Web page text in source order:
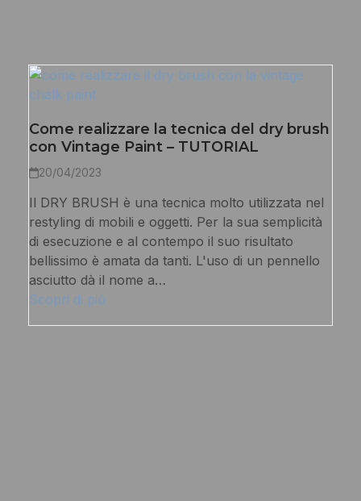
Come realizzare la tecnica del dry brush
con Vintage Paint – TUTORIAL
20/04/2023
Il DRY BRUSH è una tecnica molto utilizzata nel
restyling di mobili e oggetti. Per la sua semplicità
di esecuzione e al contempo il suo risultato
bellissimo è amata da tanti. L'uso di un pennello
asciutto dà il nome a…
Scopri di più